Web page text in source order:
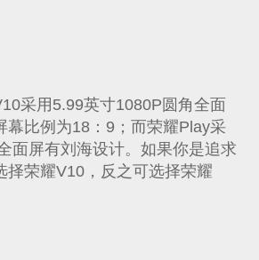
采用5.99英寸1080P圆角全面
幕比例为18：9；而荣耀Play采
面屏有刘海设计。如果你是追求
择荣耀V10，反之可选择荣耀